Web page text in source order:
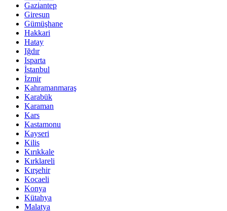
Gaziantep
Giresun
Gümüşhane
Hakkari
Hatay
Iğdır
Isparta
İstanbul
İzmir
Kahramanmaraş
Karabük
Karaman
Kars
Kastamonu
Kayseri
Kilis
Kırıkkale
Kırklareli
Kırşehir
Kocaeli
Konya
Kütahya
Malatya